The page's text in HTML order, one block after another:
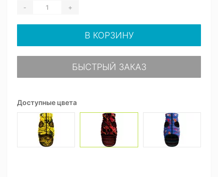
Доступные цвета
- +
В КОРЗИНУ
БЫСТРЫЙ ЗАКАЗ